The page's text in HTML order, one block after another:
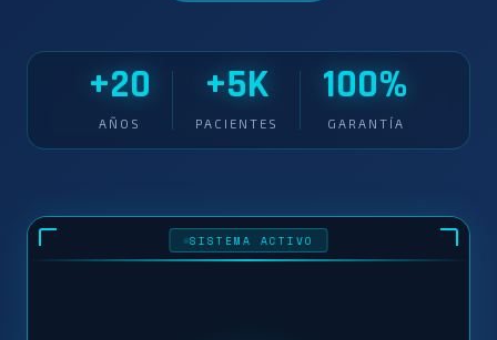
+20
AÑOS
+5K
PACIENTES
100%
GARANTÍA
SISTEMA ACTIVO